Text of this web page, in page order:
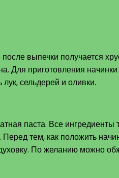
выпечки получается
Для приготовления
сельдерей и оливки.
паста. Все ингредиенты
тем, как положить
По желанию можно